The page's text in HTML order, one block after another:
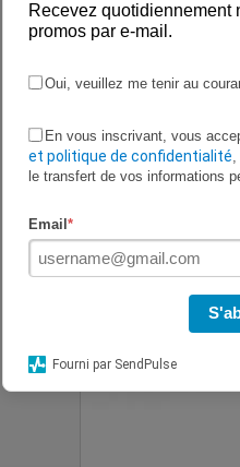
Frais de
Recevez quotidiennement
promos par e-mail.
Oui, veuillez me tenir au
En vous inscrivant, vous
et politique de confidentialité,
le transfert de vos informations
Email *
Fourni par SendPulse